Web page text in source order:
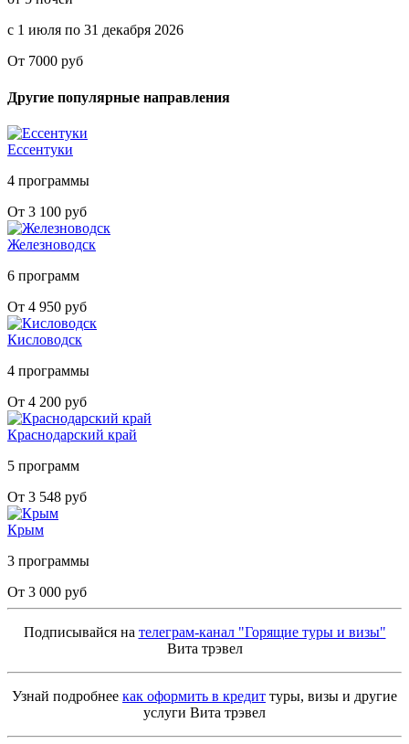
с 1 июля по 31 декабря 2026
От 7000 руб
Другие популярные направления
Ессентуки
4 программы
От 3 100 руб
Железноводск
6 программ
От 4 950 руб
Кисловодск
4 программы
От 4 200 руб
Краснодарский край
5 программ
От 3 548 руб
Крым
3 программы
От 3 000 руб
Подписывайся на телеграм-канал "Горящие туры и визы"
Вита трэвел
Узнай подробнее как оформить в кредит туры, визы и другие
услуги Вита трэвел